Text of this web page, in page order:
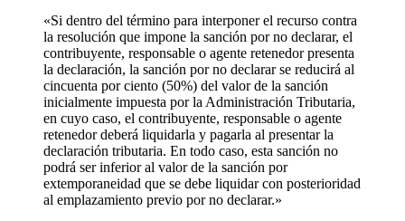
«Si dentro del término para interponer el recurso contra
la resolución que impone la sanción por no declarar, el
contribuyente, responsable o agente retenedor presenta
la declaración, la sanción por no declarar se reducirá al
cincuenta por ciento (50%) del valor de la sanción
inicialmente impuesta por la Administración Tributaria,
en cuyo caso, el contribuyente, responsable o agente
retenedor deberá liquidarla y pagarla al presentar la
declaración tributaria. En todo caso, esta sanción no
podrá ser inferior al valor de la sanción por
extemporaneidad que se debe liquidar con posterioridad
al emplazamiento previo por no declarar.»